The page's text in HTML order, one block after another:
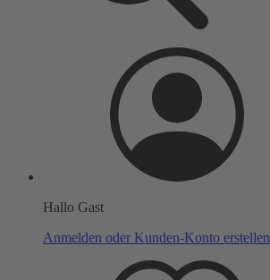
Hallo Gast
Anmelden oder Kunden-Konto erstellen